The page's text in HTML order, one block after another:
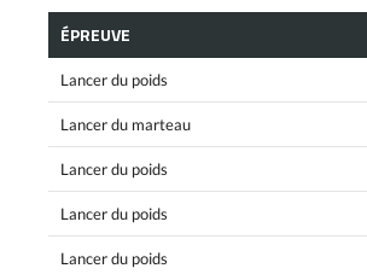
ÉPREUVE
Lancer du poids
Lancer du marteau
Lancer du poids
Lancer du poids
Lancer du poids